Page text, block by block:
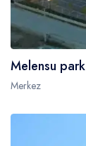
Melensu park
Merkez